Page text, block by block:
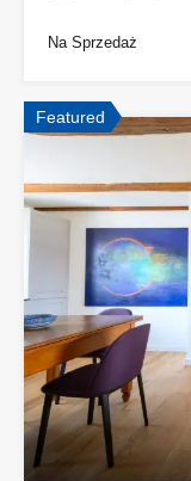
Na Sprzedaż
Featured